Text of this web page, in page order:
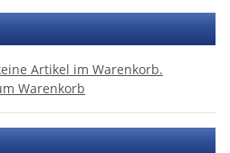
Artikel im Warenkorb.
Warenkorb